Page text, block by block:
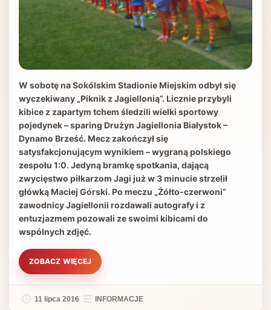
W sobotę na Sokólskim Stadionie Miejskim odbył się
wyczekiwany „Piknik z Jagiellonią”. Licznie przybyli
kibice z zapartym tchem śledzili wielki sportowy
pojedynek – sparing Drużyn Jagiellonia Białystok –
Dynamo Brześć. Mecz zakończył się
satysfakcjonującym wynikiem – wygraną polskiego
zespołu 1:0. Jedyną bramkę spotkania, dającą
zwycięstwo piłkarzom Jagi już w 3 minucie strzelił
główką Maciej Górski. Po meczu „Żółto-czerwoni”
zawodnicy Jagiellonii rozdawali autografy i z
entuzjazmem pozowali ze swoimi kibicami do
wspólnych zdjęć.
ZOBACZ WIĘCEJ
11 lipca 2016 INFORMACJE